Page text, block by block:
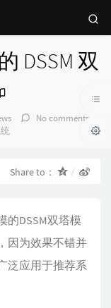
DSSM 双
No comments
：
Share to：
的DSSM双塔模
因为效果不错并
泛应用于推荐系